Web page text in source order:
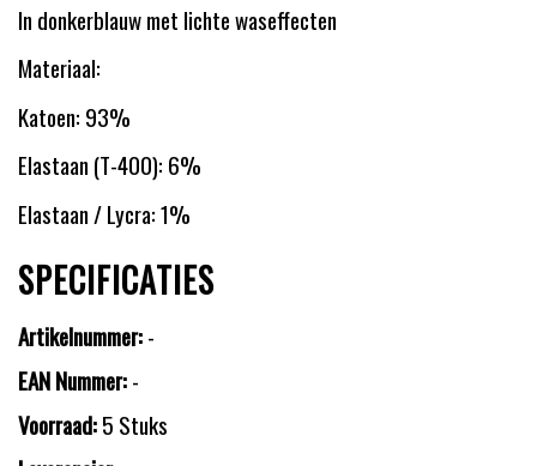
In donkerblauw met lichte waseffecten
Materiaal:
Katoen: 93%
Elastaan (T-400): 6%
Elastaan / Lycra: 1%
SPECIFICATIES
Artikelnummer:-
EAN Nummer:-
Voorraad:5 Stuks